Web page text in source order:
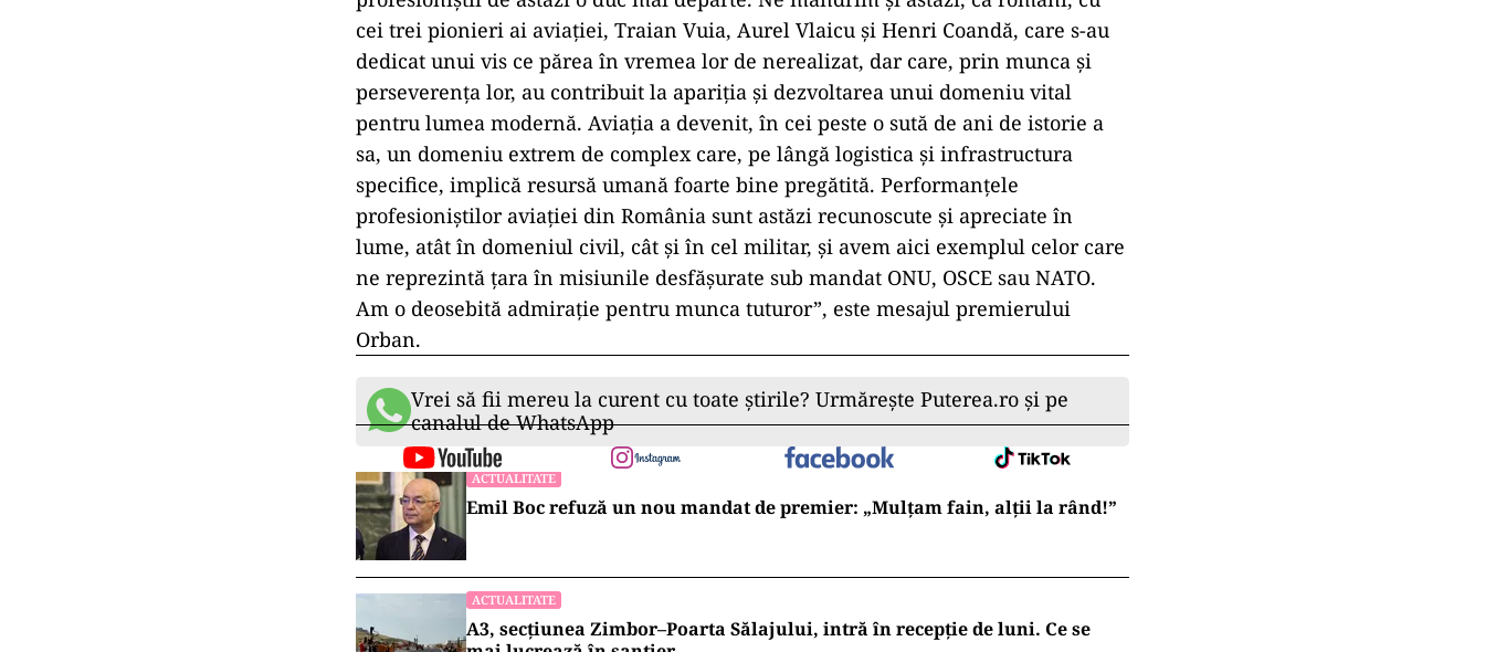
cei trei pionieri ai aviației, Traian Vuia, Aurel Vlaicu și Henri Coandă, care s-au
dedicat unui vis ce părea în vremea lor de nerealizat, dar care, prin munca și
perseverența lor, au contribuit la apariția și dezvoltarea unui domeniu vital
pentru lumea modernă. Aviația a devenit, în cei peste o sută de ani de istorie a
sa, un domeniu extrem de complex care, pe lângă logistica și infrastructura
specifice, implică resursă umană foarte bine pregătită. Performanțele
profesioniștilor aviației din România sunt astăzi recunoscute și apreciate în
lume, atât în domeniul civil, cât și în cel militar, și avem aici exemplul celor care
ne reprezintă țara în misiunile desfășurate sub mandat ONU, OSCE sau NATO.
Am o deosebită admirație pentru munca tuturor”, este mesajul premierului
Orban.
Vrei să fii mereu la curent cu toate știrile? Urmărește Puterea.ro și pe
canalul de WhatsApp
ACTUALITATE
Emil Boc refuză un nou mandat de premier: „Mulțam fain, alții la rând!”
ACTUALITATE
A3, secțiunea Zimbor–Poarta Sălajului, intră în recepție de luni. Ce se